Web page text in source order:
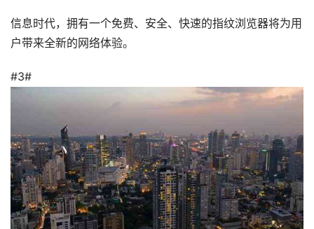
信息时代，拥有一个免费、安全、快速的指纹浏览器将为用
户带来全新的网络体验。
#3#